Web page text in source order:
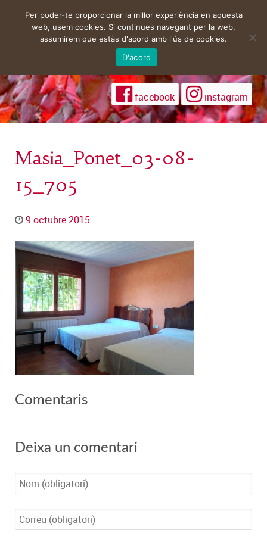
facebook instagram
Masia_Ponet_03-08-
15_705
9 octubre 2015
Comentaris
Deixa un comentari
Per poder-te proporcionar la millor experiència en aquesta
web, usem cookies. Si continues navegant per la web,
assumirem que estàs d'acord amb l'ús de cookies.
D'acord